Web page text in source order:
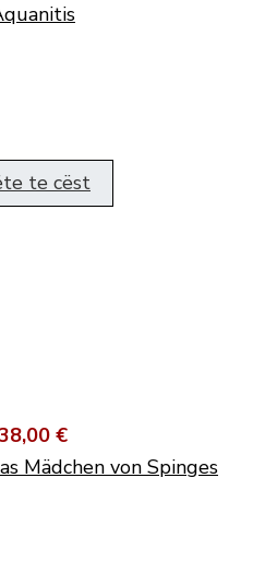
te cëst
€
Mädchen von Spinges